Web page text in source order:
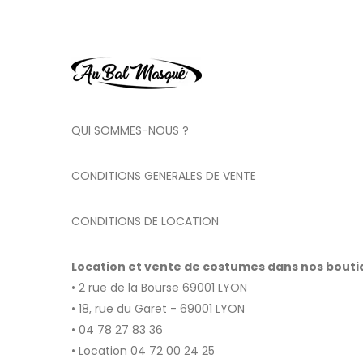
QUI SOMMES-NOUS ?
CONDITIONS GENERALES DE VENTE
CONDITIONS DE LOCATION
Location et vente de costumes dans nos
• 2 rue de la Bourse 69001 LYON
• 18, rue du Garet - 69001 LYON
• 04 78 27 83 36
• Location 04 72 00 24 25